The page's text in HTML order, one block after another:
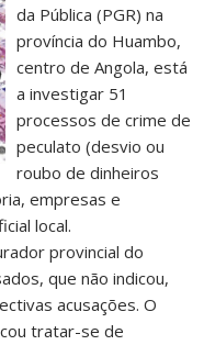
da Pública (PGR) na
província do Huambo,
centro de Angola, está
a investigar 51
processos de crime de
peculato (desvio ou
roubo de dinheiros
empresas e
local.
provincial do
que não indicou,
acusações. O
tratar-se de